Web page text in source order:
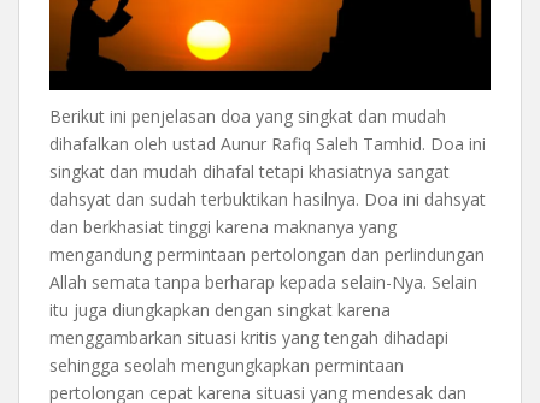
Berikut ini penjelasan doa yang singkat dan mudah
dihafalkan oleh ustad Aunur Rafiq Saleh Tamhid. Doa ini
singkat dan mudah dihafal tetapi khasiatnya sangat
dahsyat dan sudah terbuktikan hasilnya. Doa ini dahsyat
dan berkhasiat tinggi karena maknanya yang
mengandung permintaan pertolongan dan perlindungan
Allah semata tanpa berharap kepada selain-Nya. Selain
itu juga diungkapkan dengan singkat karena
menggambarkan situasi kritis yang tengah dihadapi
sehingga seolah mengungkapkan permintaan
pertolongan cepat karena situasi yang mendesak dan